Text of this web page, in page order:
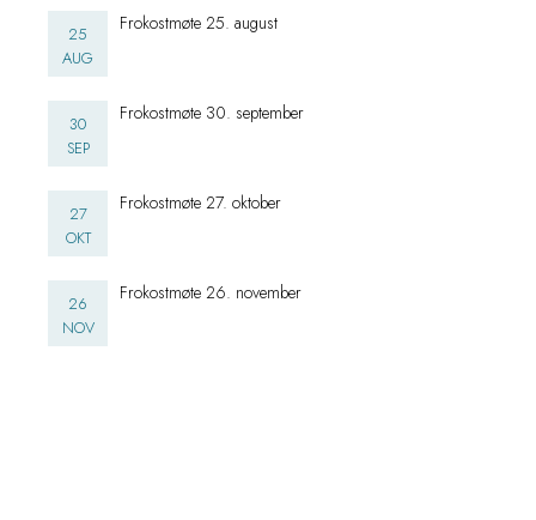
25
AUG
Frokostmøte 25. august
30
SEP
Frokostmøte 30. september
27
OKT
Frokostmøte 27. oktober
26
NOV
Frokostmøte 26. november